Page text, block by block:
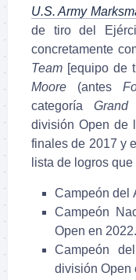
U.S. Army
de tiro del
concretamente
Team [equipo de
Moore (antes
categoría Grand
división Open de
finales de 2017 y
lista de logros
Campeón del
Campeón
Open en 2022.
Campeón
división Open